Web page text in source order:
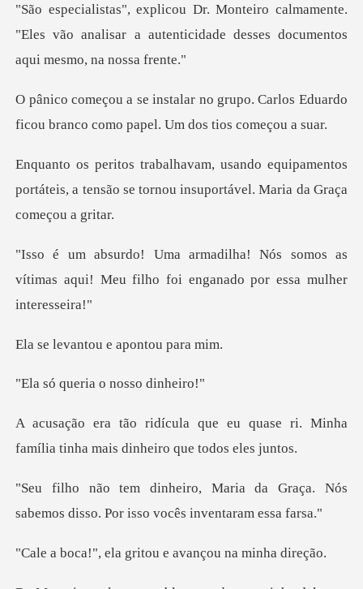
lmamente.
"Eles vão analisar a autenticidade
upo. Carlos Eduardo
ficou branco com
ipamentos
portáteis, a tensão se tornou ins
somos as
vítimas aqui! Meu filho foi
ntou e apon
ria o nosso
u quase ri. Minha
família tinha m
da Graça. Nós
sabemos disso. Por
a gritou e avançou